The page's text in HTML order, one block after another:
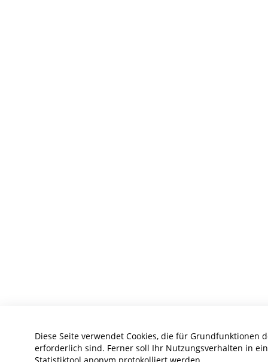
Diese Seite verwendet Cookies, die für Grundfunktionen
erforderlich sind. Ferner soll Ihr Nutzungsverhalten in